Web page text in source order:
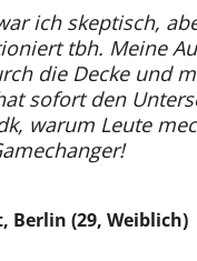
ich skeptisch,
tbh. Meine
die Decke und
sofort den
warum Leute
Berlin (29, Weiblich)